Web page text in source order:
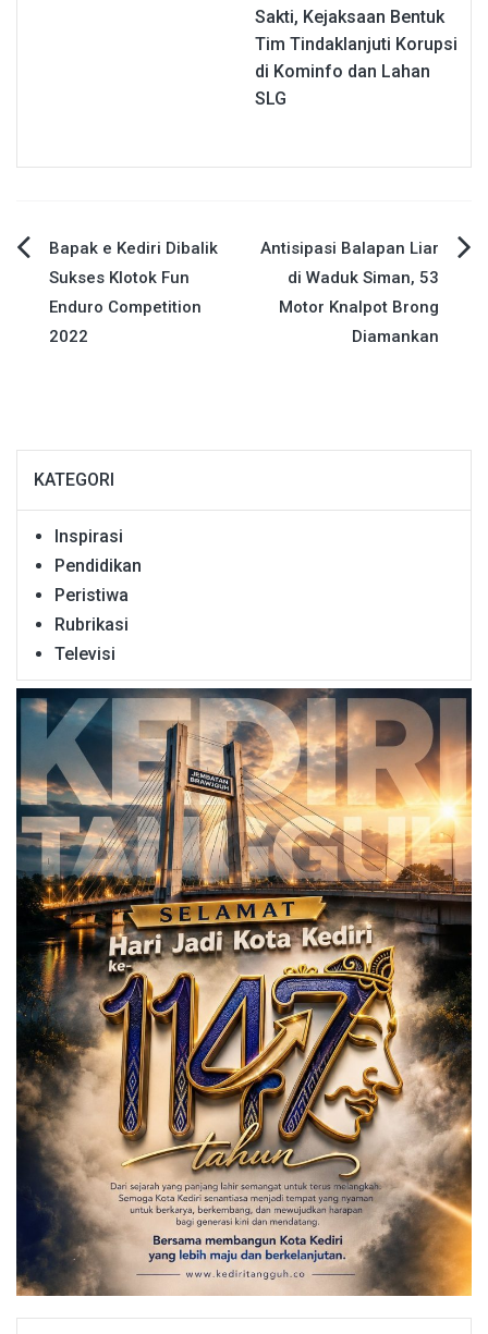
Sakti, Kejaksaan Bentuk
Tim Tindaklanjuti Korupsi
di Kominfo dan Lahan
SLG
Navigasi
pos
Bapak e Kediri Dibalik
Sukses Klotok Fun
Enduro Competition
2022
Antisipasi Balapan Liar
di Waduk Siman, 53
Motor Knalpot Brong
Diamankan
KATEGORI
Inspirasi
Pendidikan
Peristiwa
Rubrikasi
Televisi